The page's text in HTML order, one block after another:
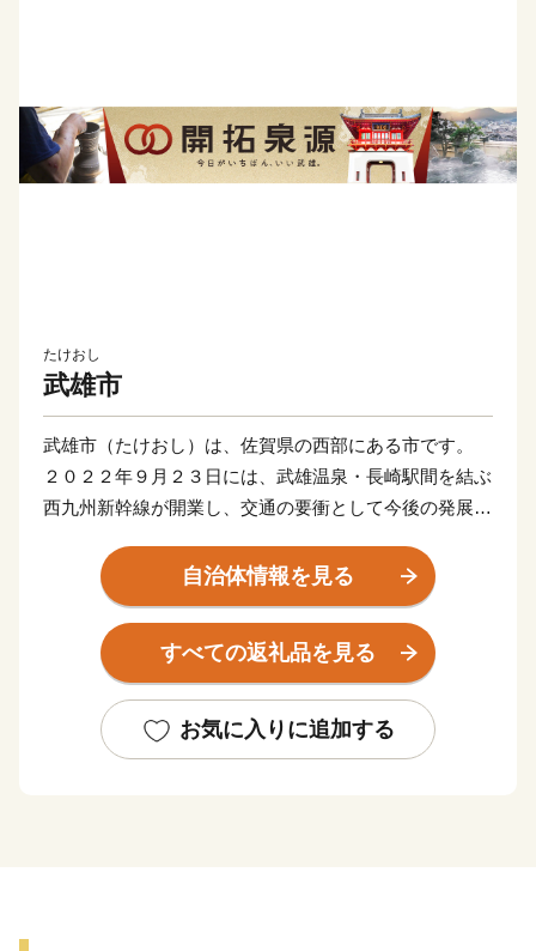
たけおし
武雄市
武雄市（たけおし）は、佐賀県の西部にある市です。
２０２２年９月２３日には、武雄温泉・長崎駅間を結ぶ
西九州新幹線が開業し、交通の要衝として今後の発展が
市の中心には開湯から1300年経つ武雄温泉がありま
す。武雄温泉には日本銀行や東京駅等の設計を行った辰
野金吾設計の楼門があり
国の重要文化財に指定されています。
然記念物に指定されており恵まれた自然環境がありま
自治体情報を見る
すべての返礼品を見る
お気に入りに追加する